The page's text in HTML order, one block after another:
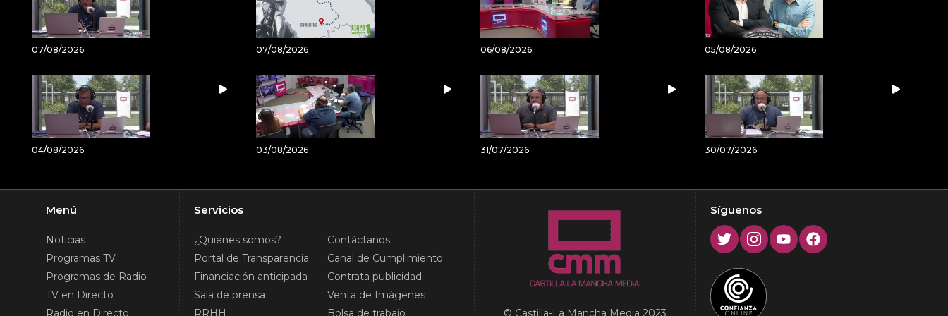
07/08/2026 07/08/2026 06/08/2026 05/08/2026
04/08/2026 03/08/2026 31/07/2026 30/07/2026
Menú
Noticias
Programas TV
Programas de Radio
TV en Directo
Radio en Directo
Servicios
¿Quiénes somos?
Portal de Transparencia
Financiación anticipada
Sala de prensa
RRHH
Contáctanos
Canal de Cumplimiento
Contrata publicidad
Venta de Imágenes
Bolsa de trabajo
© Castilla-La Mancha Media 2023
Síguenos
TwitterInstagram
YoutubeFacebook